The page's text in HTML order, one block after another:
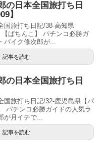
の日本全国旅打ち日
】
国旅打ち日記/38-高知県
【ぱちんこ】 パチンコ必勝ガ
バイク修次郎が...
記事を読む
の日本全国旅打ち日
国旅打ち日記/32-鹿児島県【パ
パチンコ必勝ガイドの人気ラ
が月イチで...
記事を読む